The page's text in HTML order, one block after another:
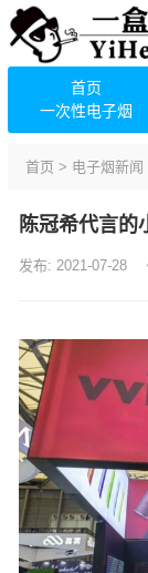
首页
一次性电子烟
首页 > 电子烟新闻
陈冠希代言的
发布: 2021-07-28